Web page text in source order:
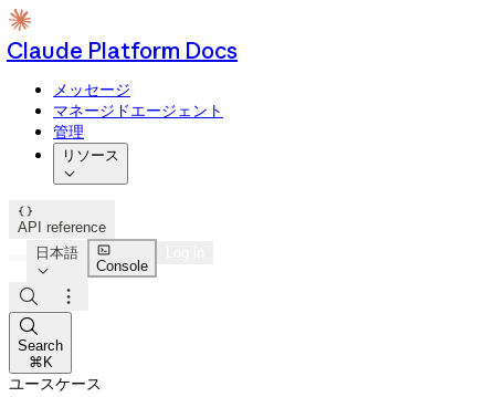
Claude Platform Docs
メッセージ
マネージドエージェント
管理
リソース


API reference
日本語


Console



Search
⌘K
ユースケース